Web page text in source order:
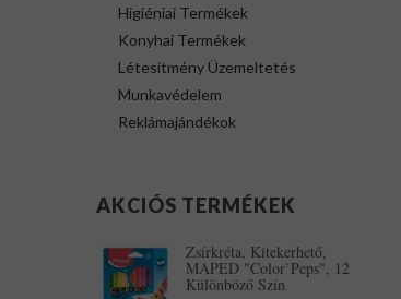
Higiéniai Termékek
Konyhai Termékek
Létesítmény Üzemeltetés
Munkavédelem
Reklámajándékok
AKCIÓS TERMÉKEK
Zsírkréta, Kitekerhető,
MAPED "Color`Peps", 12
Különböző Szín